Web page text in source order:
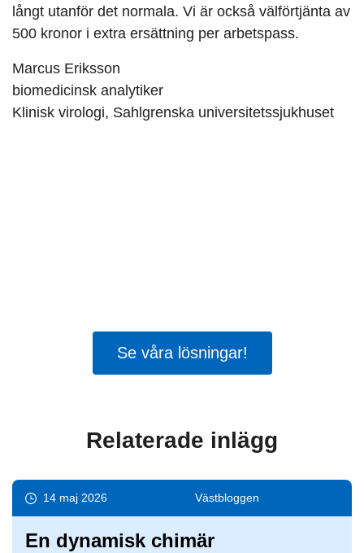
långt utanför det normala. Vi är också välförtjänta av
500 kronor i extra ersättning per arbetspass.
Marcus Eriksson
biomedicinsk analytiker
Klinisk virologi, Sahlgrenska universitetssjukhuset
Se våra lösningar!
Relaterade inlägg
14 maj 2026 Väst­bloggen
En dynamisk chimär